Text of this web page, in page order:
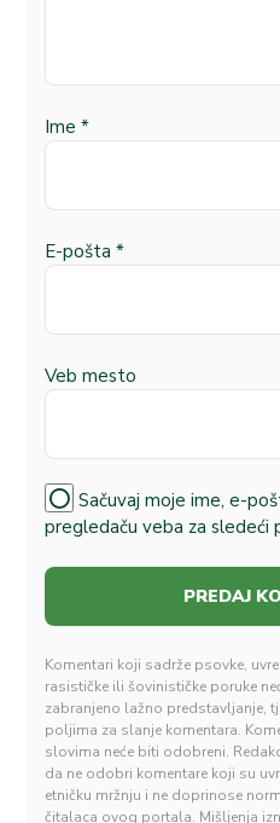
Ime *
E-pošta *
Veb mesto
Sačuvaj moje ime, e-
pregledaču veba za sledeći
Komentari koji sadrže psovke,
rasističke ili šovinističke poruke
zabranjeno lažno predstavljanje,
poljima za slanje komentara.
slovima neće biti odobreni.
da ne odobri komentare koji su
etničku mržnju i ne doprinose
čitalaca ovog portala. Mišljenja